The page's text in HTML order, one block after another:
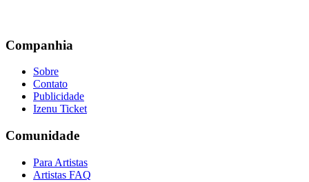
Companhia
Sobre
Contato
Publicidade
Izenu Ticket
Comunidade
Para Artistas
Artistas FAQ